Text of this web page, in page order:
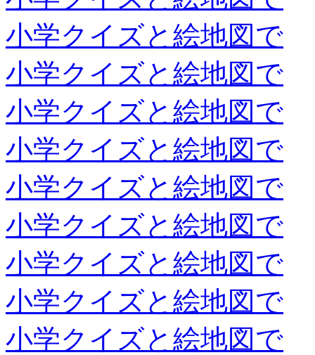
小学クイズと絵地図で
小学クイズと絵地図で
小学クイズと絵地図で
小学クイズと絵地図で
小学クイズと絵地図で
小学クイズと絵地図で
小学クイズと絵地図で
小学クイズと絵地図で
小学クイズと絵地図で